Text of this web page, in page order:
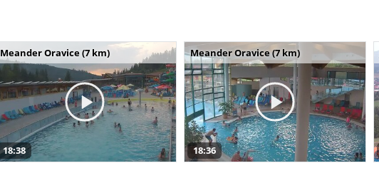
Meander Oravice (7 km)
18:38
Meander Oravice (7 km)
18:36